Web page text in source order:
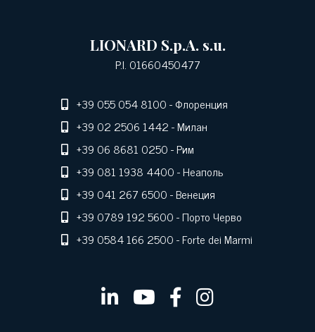
LIONARD S.p.A. s.u.
P.I. 01660450477
+39 055 054 8100- Флоренция
+39 02 2506 1442- Милан
+39 06 8681 0250- Рим
+39 081 1938 4400- Неаполь
+39 041 267 6500- Венеция
+39 0789 192 5600- Порто Черво
+39 0584 166 2500- Forte dei Marmi